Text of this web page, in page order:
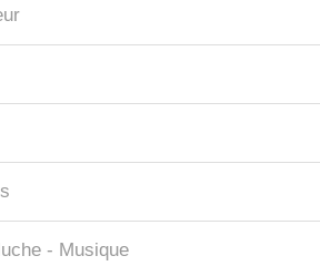
- Musique